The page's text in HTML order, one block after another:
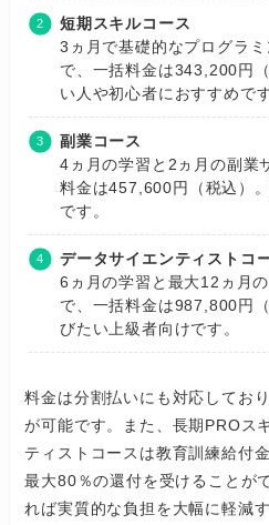
短期スキルコース
3ヵ月で基礎的なプログラ
で、一括料金は343,200円
い人や初心者におすすめです
副業コース
4ヵ月の学習と2ヵ月の副業
料金は457,600円（税込）
です。
データサイエンティストコ
6ヵ月の学習と最大12ヵ月
で、一括料金は987,800円
びたい上級者向けです。
料金は分割払いにも対応してお
が可能です。また、長期PROス
ティストコースは教育訓練給付
最大80％の還付を受けることが
れば実質的な負担を大幅に軽減